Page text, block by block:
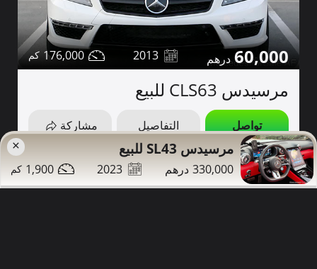
60,000
2013
176,000
مرسيدس CLS63 للبيع
تواصل التفاصيل مشاركة
صور إضافية الشارقة
× مرسيدس SL43 للبيع
330,000
2023
1,900